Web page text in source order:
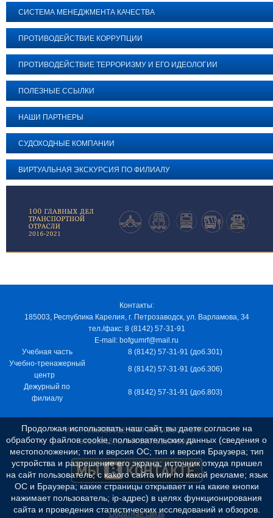
СИСТЕМА МЕНЕДЖМЕНТА КАЧЕСТВА
ПРОТИВОДЕЙСТВИЕ КОРРУПЦИИ
ПРОТИВОДЕЙСТВИЕ ТЕРРОРИЗМУ И ЕГО ИДЕОЛОГИИ
ПОЛЕЗНЫЕ ССЫЛКИ
НАШИ ПАРТНЕРЫ
СУДОХОДНЫЕ КОМПАНИИ
ВИРТУАЛЬНАЯ ЭКСКУРСИЯ ПО ФИЛИАЛУ
Контакты:
185003, Республика Карелия, г. Петрозаводск, ул. Варламова, 34
тел./факс: 8 (8142) 57-31-91
E-mail: bofgumrf@mail.ru
Учебная часть
8 (8142) 57-31-91 (доб.301)
Учебно-тренажерный
центр
8 (8142) 57-31-91 (доб.306)
Дежурный по
филиалу
8 (8142) 57-31-91 (доб.803)
ИНН 7805029012, КПП 100103001, ОКПО
97163915, ОГРН 1037811048989
Обратная связь
Продолжая использовать наш сайт, вы даете согласие на
обработку файлов cookie, пользовательских данных (сведения о
местоположении; тип и версия ОС; тип и версия Браузера; тип
устройства и разрешение его экрана; источник откуда пришел
на сайт пользователь; с какого сайта или по какой рекламе; язык
ОС и Браузера; какие страницы открывает и на какие кнопки
нажимает пользователь; ip-адрес) в целях функционирования
сайта и проведения статистических исследований и обзоров.